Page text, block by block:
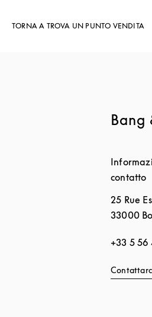
TORNA A TROVA UN PUNTO VENDITA
Bang
contatto
25 Rue
33000
+33 5 56